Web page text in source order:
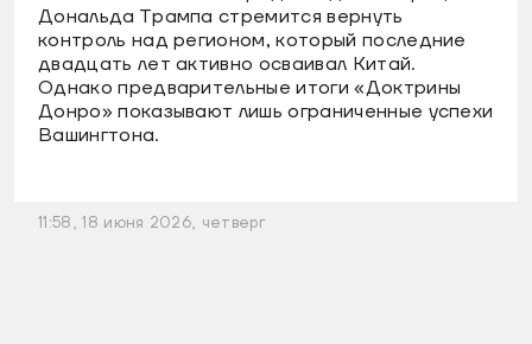
Дональда Трампа стремится вернуть
контроль над регионом, который последние
двадцать лет активно осваивал Китай.
Однако предварительные итоги «Доктрины
Донро» показывают лишь ограниченные успехи
Вашингтона.
11:58, 18 июня 2026, четверг